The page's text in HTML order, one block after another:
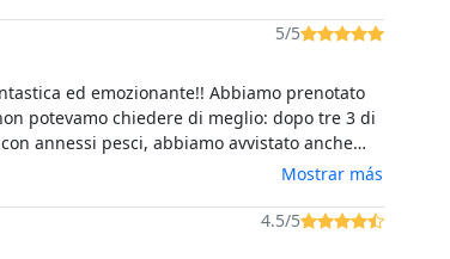
5/5
ed emozionante!! Abbiamo prenotato
potevamo chiedere di meglio: dopo tre 3 di
annessi pesci, abbiamo avvistato anche
Mostrar más
4.5/5